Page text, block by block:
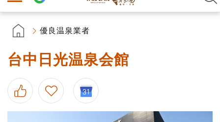
優良温泉業者
台中日光温泉会館